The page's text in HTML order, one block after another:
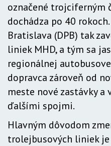
označené trojciferným
dochádza po 40
Bratislava (DPB) tak
liniek MHD, a tým sa
regionálnej
dopravca zároveň od
meste nové zastávky
ďalšími spojmi.
Hlavným dôvodom
trolejbusových liniek je